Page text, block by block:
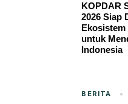
KOPDAR
2026 Siap
Ekosistem
untuk
Indonesia
BERITA